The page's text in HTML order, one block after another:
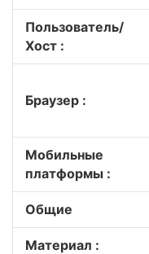
Пользователь/
Хост :
Браузер :
Мобильные
платформы :
Общие
Материал :